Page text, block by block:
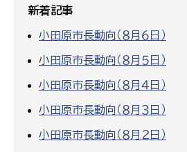
新着記事
小田原市長動向（８月６日）
小田原市長動向（８月５日）
小田原市長動向（８月４日）
小田原市長動向（８月３日）
小田原市長動向（８月２日）